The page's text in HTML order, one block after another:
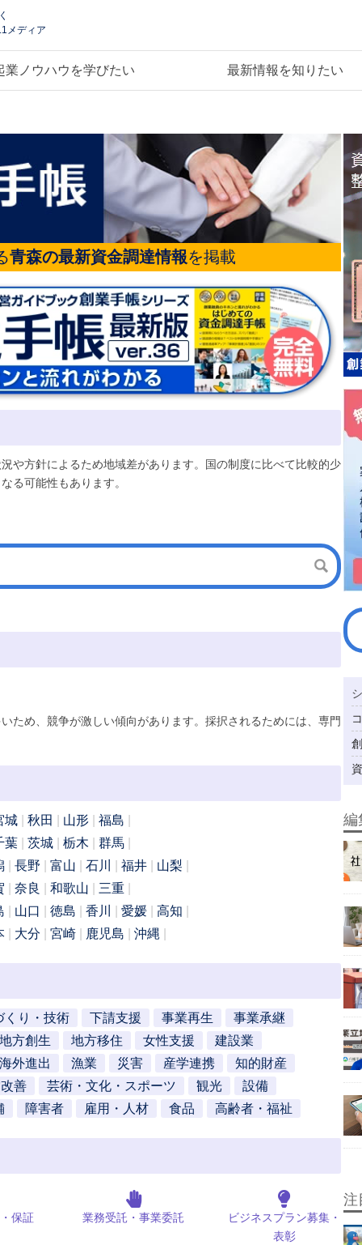
メディア
業ノウハウを学びたい 最新情報を知りたい
青森の最新資金調達情報を掲載
や方針によるため地域差があります。国の制度に比べて比較的少
る可能性もあります。
ため、競争が激しい傾向があります。採択されるためには、専門
城 秋田 山形
福島
葉
茨城 栃木
群馬
長野 富山 石川 福井
山梨
奈良 和歌山
三重
山口 徳島 香川 愛媛
高知
大分 宮崎 鹿児島 沖縄
くり・技術 下請支援 事業再生
事業承継
地方創生
地方移住 女性支援
建設業
海外進出
漁業 災害 産学連携
知的財産
善
芸術・文化・スポーツ 観光
設備
障害者 雇用・人材 食品 高齢者・福祉
保証 業務受託・事業委託
ビジネスプラン募集・
表彰
編
注